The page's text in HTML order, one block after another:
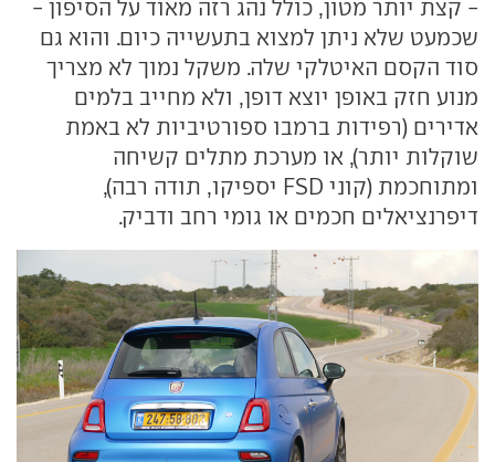
- קצת יותר מטון, כולל נהג רזה מאוד על הסיפון -
שכמעט שלא ניתן למצוא בתעשייה כיום. והוא גם
סוד הקסם האיטלקי שלה. משקל נמוך לא מצריך
מנוע חזק באופן יוצא דופן, ולא מחייב בלמים
אדירים (רפידות ברמבו ספורטיביות לא באמת
שוקלות יותר), או מערכת מתלים קשיחה
ומתוחכמת (קוני FSD יספיקו, תודה רבה),
דיפרנציאלים חכמים או גומי רחב ודביק.